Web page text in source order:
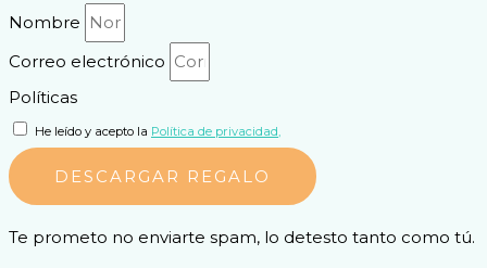
Nombre
Correo electrónico
Políticas
He leído y acepto la Política de privacidad,
DESCARGAR REGALO
Te prometo no enviarte spam, lo detesto tanto como tú.